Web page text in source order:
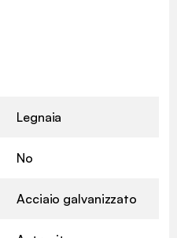
Legnaia
No
Acciaio galvanizzato